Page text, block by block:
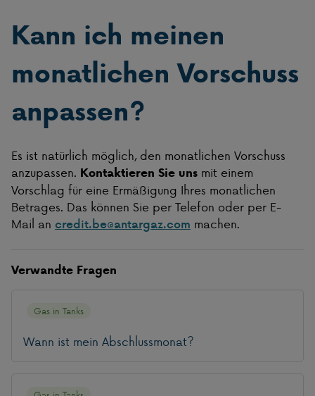
Kann ich meinen
monatlichen Vorschuss
anpassen?
Es ist natürlich möglich, den monatlichen Vorschuss
anzupassen. Kontaktieren Sie uns mit einem
Vorschlag für eine Ermäßigung Ihres monatlichen
Betrages. Das können Sie per Telefon oder per E-
Mail an credit.be@antargaz.com machen.
Verwandte Fragen
Wann ist mein Abschlussmonat?
Gas in Tanks